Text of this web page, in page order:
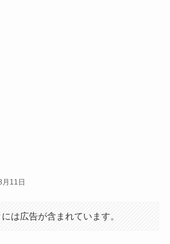
11日
は広告が含まれています。